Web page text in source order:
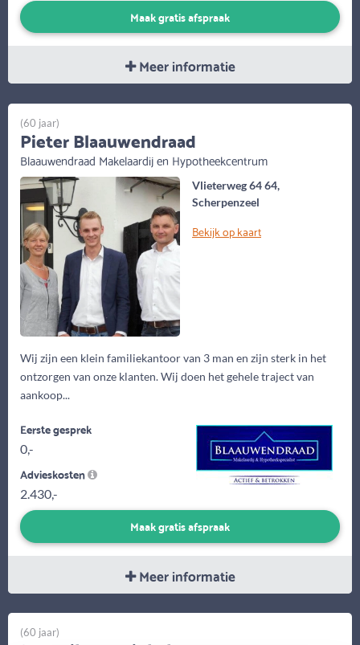
Maak gratis afspraak
Meer informatie
Vlieterweg 64 64,
Scherpenzeel
Bekijk op kaart
Wij zijn een klein familiekantoor van 3 man en zijn sterk in het
ontzorgen van onze klanten. Wij doen het gehele traject van
aankoop...
(60 jaar)
Pieter Blaauwendraad
Blaauwendraad Makelaardij en Hypotheekcentrum
Eerste gesprek
0,-
Advieskosten
2.430,-
Maak gratis afspraak
Meer informatie
(60 jaar)